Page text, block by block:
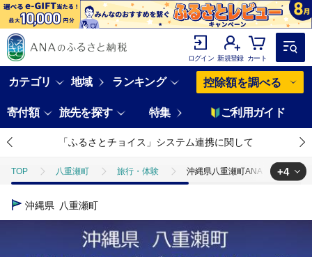
ログイン 新規登録 カート
カテゴリ 地域 ランキング 控除額を調べる
寄付額 旅先を探す 特集 ご利用ガイド
「ふるさとチョイス」システム連携に関して
TOP 八重瀬町 旅行・体験 沖縄県八重瀬町ANAトラベラー
TOP
ANA関連返礼品
ANAオリジナル ANA関連返礼品
+4
沖縄県 八重瀬町